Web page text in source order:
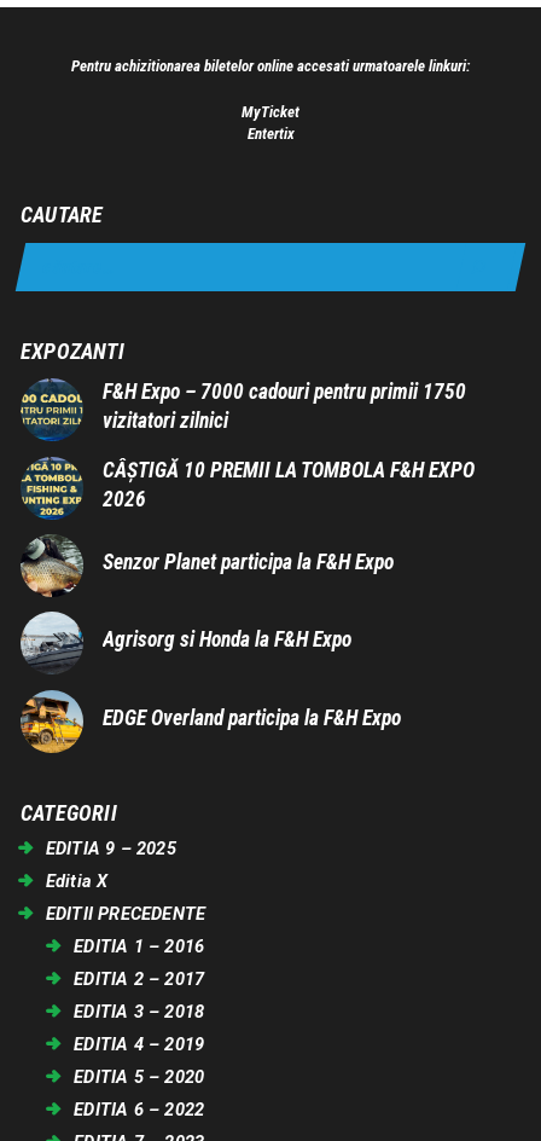
Pentru achizitionarea biletelor online accesati urmatoarele linkuri:
MyTicket
Entertix
CAUTARE
EXPOZANTI
F&H Expo – 7000 cadouri pentru primii 1750
vizitatori zilnici
CÂȘTIGĂ 10 PREMII LA TOMBOLA F&H EXPO
2026
Senzor Planet participa la F&H Expo
Agrisorg si Honda la F&H Expo
EDGE Overland participa la F&H Expo
CATEGORII
EDITIA 9 – 2025
Editia X
EDITII PRECEDENTE
EDITIA 1 – 2016
EDITIA 2 – 2017
EDITIA 3 – 2018
EDITIA 4 – 2019
EDITIA 5 – 2020
EDITIA 6 – 2022